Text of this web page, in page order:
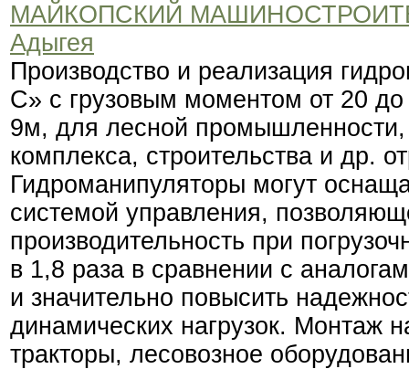
МАЙКОПСКИЙ
Адыгея
Производство и реализация
С» с грузовым моментом от 20
9м, для лесной промышленности,
комплекса, строительства и др.
Гидроманипуляторы могут
системой управления,
производительность при
в 1,8 раза в сравнении с
и значительно повысить
динамических нагрузок. Монтаж
тракторы, лесовозное